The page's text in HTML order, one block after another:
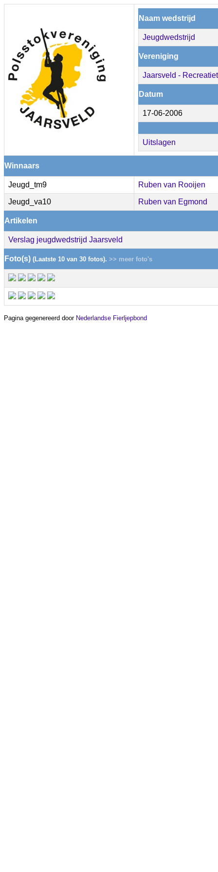
Naam wedstrijd
Jeugdwedstrijd
Vereniging
Jaarsveld -
Datum
17-06-2006
Uitslagen
Winnaars
Jeugd_tm9 Ruben van Rooijen
Jeugd_va10 Ruben van Egmond
Artikelen
Verslag jeugdwedstrijd Jaarsveld
Foto(s) (Laatste 10 van 30 fotos). >> meer foto's
Pagina gegenereerd door Nederlandse Fierljepbond